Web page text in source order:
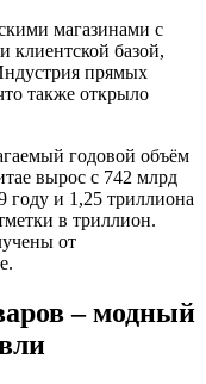
магазинами с
клиентской базой,
прямых
также открыло
годовой объём
вырос с 742 млрд
году и 1,25 триллиона
в триллион.
от
– модный